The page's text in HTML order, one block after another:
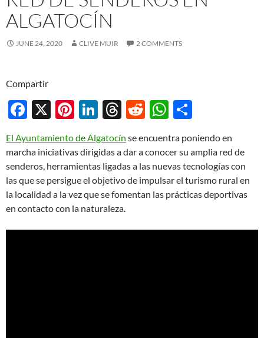
ALGATOCÍN
JUNE 24, 2020 CLIVE MUIR 2 COMMENTS
Compartir
F
e
b
o
o
X
Pi
er
es
t
Li
k
e
dI
n
T
e
a
ds
R
d
di
t
W
at
s
A
p
ar
e
El Ayuntamiento de Algatocín se encuentra poniendo en
marcha iniciativas dirigidas a dar a conocer su amplia red de
senderos, herramientas ligadas a las nuevas tecnologías con
las que se persigue el objetivo de impulsar el turismo rural en
la localidad a la vez que se fomentan las prácticas deportivas
en contacto con la naturaleza.